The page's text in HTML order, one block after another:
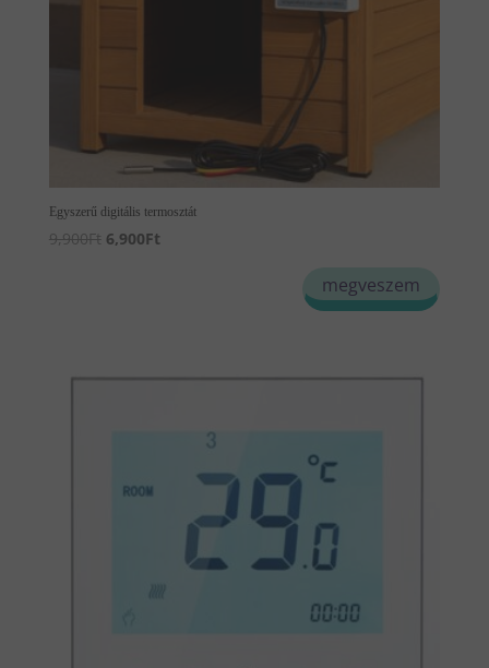
Egyszerű digitális termosztát
9,900Ft Original
6,900FtCurrent
megveszem